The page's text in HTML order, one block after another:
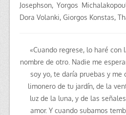
Josephson, Yorgos
Dora Volanki, Giorgos Konstas,
«Cuando regrese, lo haré con
nombre de otro. Nadie me
soy yo, te daría pruebas y me
limonero de tu jardín, de la
luz de la luna, y de las
amor. Y cuando subamos